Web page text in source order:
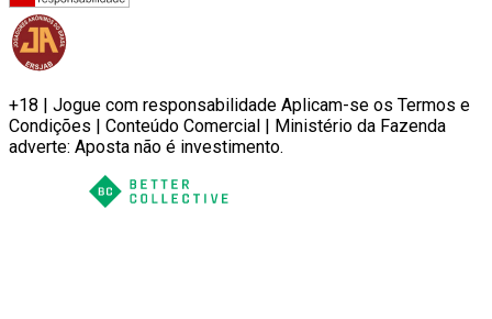
+18 | Jogue com responsabilidade Aplicam-se os Termos e
Condições | Conteúdo Comercial | Ministério da Fazenda
adverte: Aposta não é investimento.